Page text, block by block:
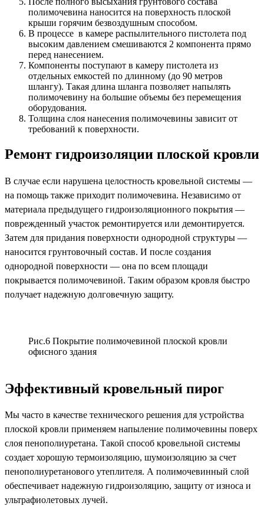
полимочевина наносится на поверхность плоской
крыши горячим безвоздушным способом.
В процессе в камере распылительного пистолета под
высоким давлением смешиваются 2 компонента прямо
перед нанесением.
Компоненты поступают в камеру пистолета из
отдельных емкостей по длинному (до 90 метров
шлангу). Такая длина шланга позволяет напылять
полимочевину на большие объемы без перемещения
оборудования.
Толщина слоя нанесения полимочевины зависит от
требований к поверхности.
Ремонт гидроизоляции плоской кровли
В случае если нарушена целостность кровельной системы —
на помощь также приходит полимочевина. Независимо от
материала предыдущего гидроизоляционного покрытия —
поврежденный участок ремонтируется или демонтируется.
Затем для придания поверхности однородной структуры —
наносится грунтовочный состав. И после создания
однородной поверхности — она по всем площади
покрывается полимочевиной. Таким образом кровля быстро
получает надежную долговечную защиту.
Рис.6 Покрытие полимочевиной плоской кровли
офисного здания
Эффективный кровельный пирог
Мы часто в качестве технического решения для устройства
плоской кровли применяем напыление полимочевины поверх
слоя пенополиуретана. Такой способ кровельной системы
создает хорошую термоизоляцию, шумоизоляцию за счет
пенополиуретанового утеплителя. А полимочевинный слой
обеспечивает надежную гидроизоляцию, защиту от износа и
ультрафиолетовых лучей.